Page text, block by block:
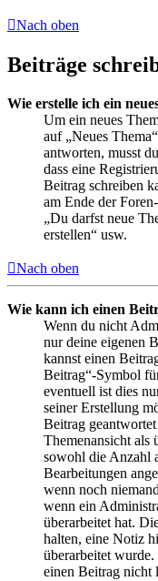
Nach oben
Beiträge
Wie erstelle ich ein
Um ein neues
auf „Neues
antworten, musst
dass eine
Beitrag schreiben
am Ende der
„Du darfst neue
erstellen“ usw.
Nach oben
Wie kann ich einen
Wenn du nicht
nur deine eigenen
kannst einen
Beitrag“-Symbol
eventuell ist dies
seiner Erstellung
Beitrag
Themenansicht als
sowohl die Anzahl
Bearbeitungen
wenn noch
wenn ein
überarbeitet hat.
halten, eine Notiz
überarbeitet
einen Beitrag nicht